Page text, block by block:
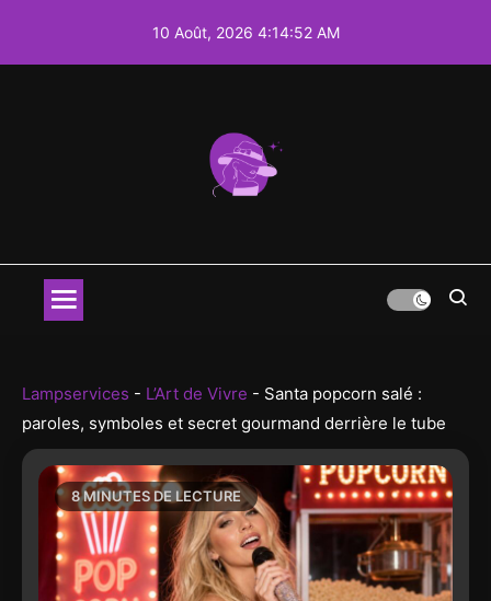
10 Août, 2026 4:14:53 AM
Art, Lifestyle,
des tendances et des idées
Lampservices - L’Art de Vivre - Santa popcorn salé :
paroles, symboles et secret gourmand derrière le tube
8 MINUTES DE LECTURE